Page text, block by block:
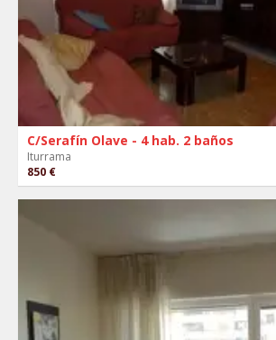
C/Serafín Olave - 4 hab. 2 baños
Iturrama
850 €